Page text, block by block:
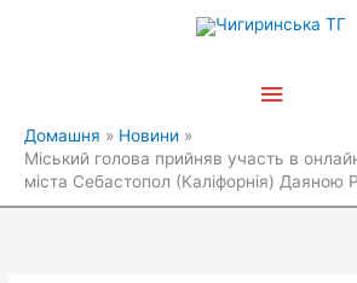
Головне
Домашня
Новини
Міський голова прийняв участь в
міста Себастопол (Каліфорнія) Даяною